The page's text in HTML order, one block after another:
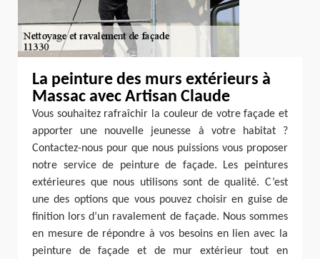
La peinture des murs extérieurs à
Massac avec Artisan Claude
Vous souhaitez rafraîchir la couleur de votre façade et
apporter une nouvelle jeunesse à votre habitat ?
Contactez-nous pour que nous puissions vous proposer
notre service de peinture de façade. Les peintures
extérieures que nous utilisons sont de qualité. C’est
une des options que vous pouvez choisir en guise de
finition lors d’un ravalement de façade. Nous sommes
en mesure de répondre à vos besoins en lien avec la
peinture de façade et de mur extérieur tout en